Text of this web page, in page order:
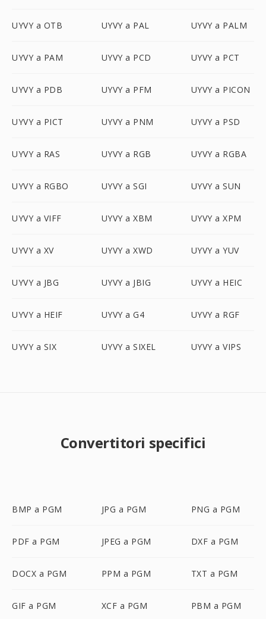
UYVY a OTB UYVY a PAL UYVY a PALM
UYVY a PAM UYVY a PCD UYVY a PCT
UYVY a PDB UYVY a PFM UYVY a PICON
UYVY a PICT UYVY a PNM UYVY a PSD
UYVY a RAS UYVY a RGB UYVY a RGBA
UYVY a RGBO UYVY a SGI UYVY a SUN
UYVY a VIFF UYVY a XBM UYVY a XPM
UYVY a XV UYVY a XWD UYVY a YUV
UYVY a JBG UYVY a JBIG UYVY a HEIC
UYVY a HEIF UYVY a G4 UYVY a RGF
UYVY a SIX UYVY a SIXEL UYVY a VIPS
Convertitori specifici
BMP a PGM JPG a PGM PNG a PGM
PDF a PGM JPEG a PGM DXF a PGM
DOCX a PGM PPM a PGM TXT a PGM
GIF a PGM XCF a PGM PBM a PGM